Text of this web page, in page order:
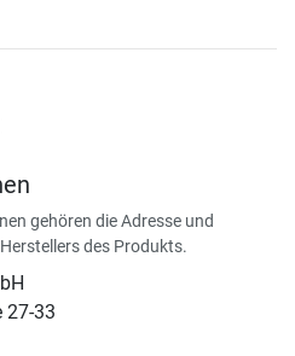
gehören die Adresse und
des Produkts.
27-33